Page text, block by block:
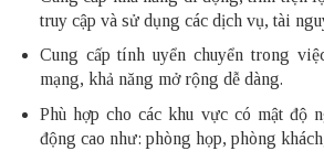
truy cập và sử dụng các dịch vụ, tài
Cung cấp tính uyển chuyển trong
mạng, khả năng mở rộng dễ dàng.
Phù hợp cho các khu vực có mật độ
động cao như: phòng họp, phòng